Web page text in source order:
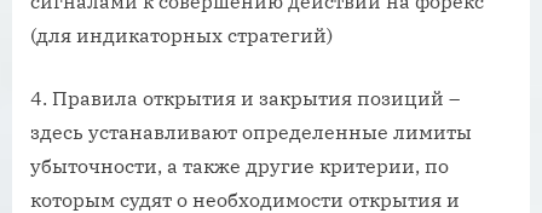
(для индикаторных стратегий)
4. Правила открытия и закрытия позиций –
здесь устанавливают определенные лимиты
убыточности, а также другие критерии, по
которым судят о необходимости открытия и